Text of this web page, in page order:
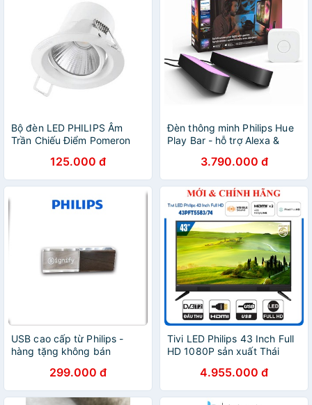
Bộ đèn LED PHILIPS Âm
Trần Chiếu Điểm Pomeron
HÃNG] - Thay đổi góc chiếu
linh hoạt theo 2 trục
125.000 đ
Đèn thông minh Philips Hue
Play Bar - hỗ trợ Alexa &
3.790.000 đ
USB cao cấp từ Philips -
hàng tặng không bán
299.000 đ
Tivi LED Philips 43 Inch Full
HD 1080P sản xuất Thái
4.955.000 đ